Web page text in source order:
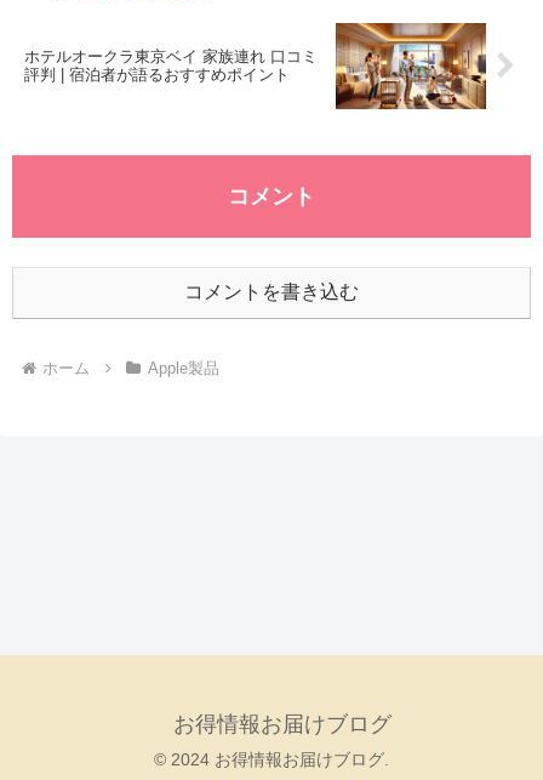
ホテルオークラ東京ベイ 家族連れ 口コミ
評判 | 宿泊者が語るおすすめポイント
コメント
コメントを書き込む
ホーム Apple製品
お得情報お届けブログ
© 2024 お得情報お届けブログ.